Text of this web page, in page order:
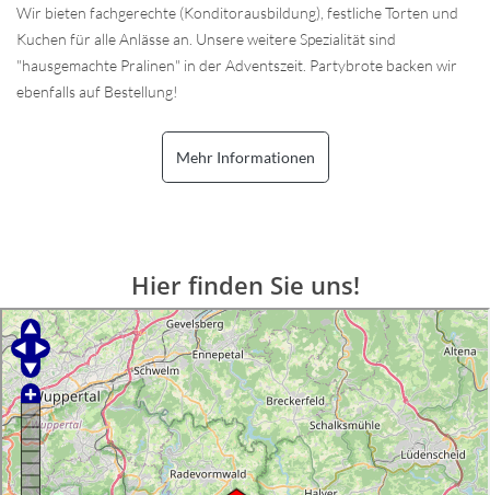
Wir bieten fachgerechte (Konditorausbildung), festliche Torten und
Kuchen für alle Anlässe an. Unsere weitere Spezialität sind
"hausgemachte Pralinen" in der Adventszeit. Partybrote backen wir
ebenfalls auf Bestellung!
Mehr Informationen
Hier finden Sie uns!